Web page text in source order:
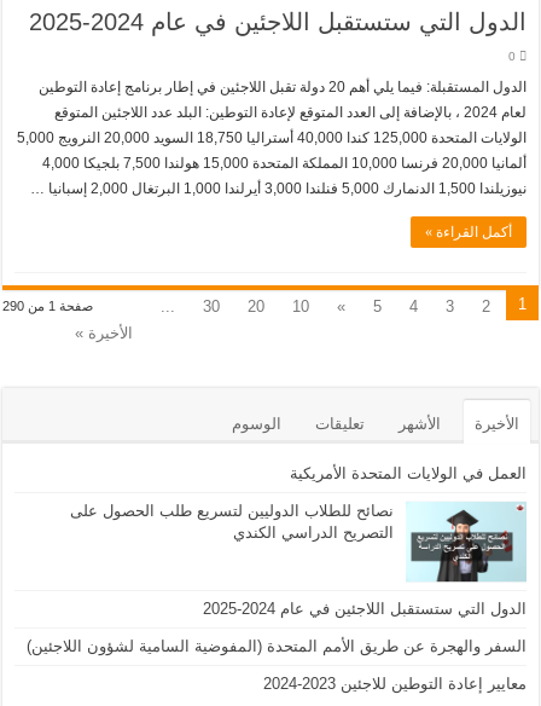
الدول التي ستستقبل اللاجئين في عام 2024-2025
0
الدول المستقبلة: فيما يلي أهم 20 دولة تقبل اللاجئين في إطار برنامج إعادة التوطين
لعام 2024 ، بالإضافة إلى العدد المتوقع لإعادة التوطين: البلد عدد اللاجئين المتوقع
الولايات المتحدة 125,000 كندا 40,000 أستراليا 18,750 السويد 20,000 النرويج 5,000
ألمانيا 20,000 فرنسا 10,000 المملكة المتحدة 15,000 هولندا 7,500 بلجيكا 4,000
نيوزيلندا 1,500 الدنمارك 5,000 فنلندا 3,000 أيرلندا 1,000 البرتغال 2,000 إسبانيا …
أكمل القراءة »
صفحة 1 من 290 1
2
3
4
5
»
10
20
30
الأخيرة »
الأخيرة الأشهر تعليقات الوسوم
العمل في الولايات المتحدة الأمريكية
نصائح للطلاب الدوليين لتسريع طلب الحصول على
التصريح الدراسي الكندي
الدول التي ستستقبل اللاجئين في عام 2024-2025
السفر والهجرة عن طريق الأمم المتحدة (المفوضية السامية لشؤون اللاجئين)
معايير إعادة التوطين للاجئين 2023-2024